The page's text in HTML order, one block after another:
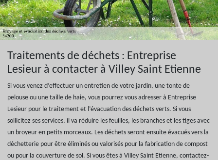
Traitements de déchets : Entreprise
Lesieur à contacter à Villey Saint Etienne
Si vous venez d’effectuer un entretien de votre jardin, une tonte de
pelouse ou une taille de haie, vous pourrez vous adresser à Entreprise
Lesieur pour le traitement et l’évacuation des déchets verts. Si vous
sollicitez ses services, il va réduire les feuilles, les branches et les tiges avec
un broyeur en petits morceaux. Les déchets seront ensuite évacués vers la
déchetterie pour être éliminés ou valorisés pour la fabrication de compost
ou pour la couverture de sol. Si vous êtes à Villey Saint Etienne, contactez-